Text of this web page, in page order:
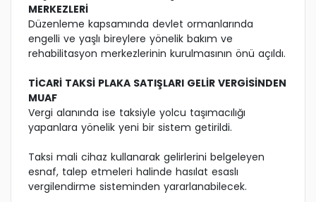
MERKEZLERİ
Düzenleme kapsamında devlet ormanlarında
engelli ve yaşlı bireylere yönelik bakım ve
rehabilitasyon merkezlerinin kurulmasının önü açıldı.
TİCARİ TAKSİ PLAKA SATIŞLARI GELİR VERGİSİNDEN
MUAF
Vergi alanında ise taksiyle yolcu taşımacılığı
yapanlara yönelik yeni bir sistem getirildi.
Taksi mali cihaz kullanarak gelirlerini belgeleyen
esnaf, talep etmeleri halinde hasılat esaslı
vergilendirme sisteminden yararlanabilecek.